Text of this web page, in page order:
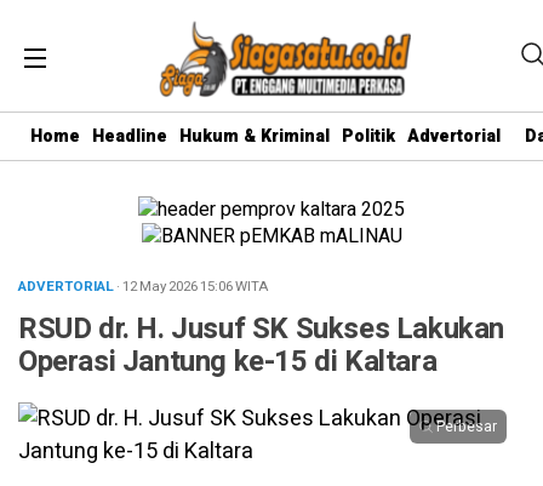
Home Headline Hukum & Kriminal Politik Advertorial
ADVERTORIAL· 12 May 202615:06WITA
RSUD dr. H. Jusuf SK Sukses Lakukan
Operasi Jantung ke-15 di Kaltara
Perbesar